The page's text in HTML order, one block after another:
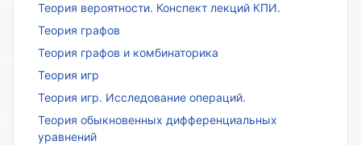
Теория вероятности. Конспект лекций КПИ.
Теория графов
Теория графов и комбинаторика
Теория игр
Теория игр. Исследование операций.
Теория обыкновенных дифференциальных
уравнений